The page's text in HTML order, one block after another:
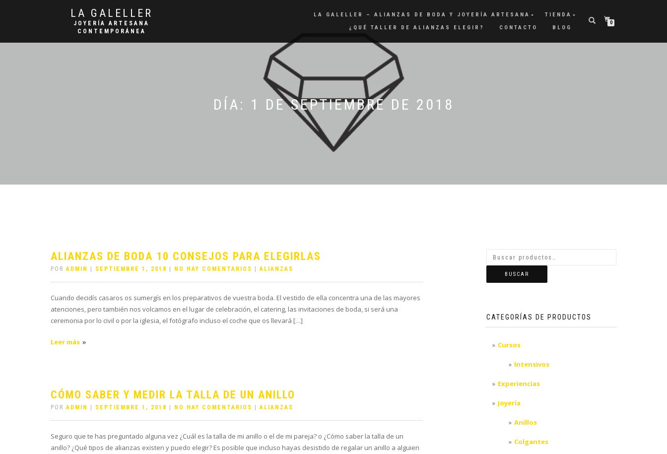
LA GALELLER
JOYERÍA ARTESANA
CONTEMPORÁNEA
LA GALELLER – ALIANZAS DE BODA Y JOYERÍA ARTESANA
TIENDA
¿QUÉ TALLER DE ALIANZAS ELEGIR?
CONTACTO BLOG
0
DÍA: 1 DE SEPTIEMBRE DE 2018
ALIANZAS DE BODA 10 CONSEJOS PARA ELEGIRLAS
PORADMIN SEPTIEMBRE 1, 2018 NO HAY COMENTARIOS |ALIANZAS
Cuando decidís casaros os sumergís en los preparativos de vuestra boda. El vestido de ella concentra una de las mayores
atenciones, pero también nos volcamos en el lugar de celebración, el catering, las invitaciones de boda, si será una
ceremonia por lo civil o por la iglesia, el fotógrafo incluso el coche que os llevará […]
Leer más
CÓMO SABER Y MEDIR LA TALLA DE UN ANILLO
PORADMIN SEPTIEMBRE 1, 2018 NO HAY COMENTARIOS |ALIANZAS
Seguro que te has preguntado alguna vez ¿Cuál es la talla de mi anillo o el de mi pareja? o ¿Cómo saber la talla de un
anillo? ¿Qué tipos de alianzas existen y puedo elegir? Es posible que incluso hayas desistido de regalar un anillo a alguien
BUSCAR
CATEGORÍAS DE PRODUCTOS
Cursos
Intensivos
Experiencias
Joyería
Anillos
Colgantes